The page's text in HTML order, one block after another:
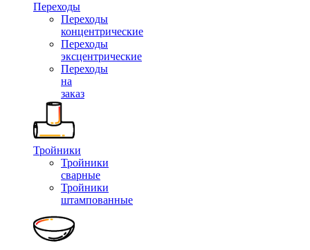
Переходы
Переходы
концентрические
Переходы
эксцентрические
Переходы
на
заказ
Тройники
Тройники
сварные
Тройники
штампованные